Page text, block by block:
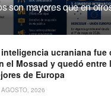
son mayores que en
ucraniana fue
el Mossad y quedó entre
de Europa
2026